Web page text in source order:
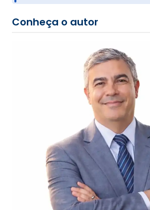
Conheça o autor